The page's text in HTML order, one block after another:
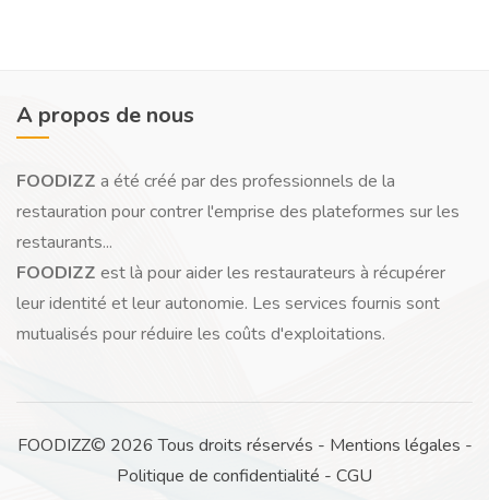
A propos de nous
FOODIZZ a été créé par des professionnels de la
restauration pour contrer l'emprise des plateformes sur les
restaurants...
FOODIZZ est là pour aider les restaurateurs à récupérer
leur identité et leur autonomie. Les services fournis sont
mutualisés pour réduire les coûts d'exploitations.
FOODIZZ© 2026 Tous droits réservés - Mentions légales -
Politique de confidentialité - CGU